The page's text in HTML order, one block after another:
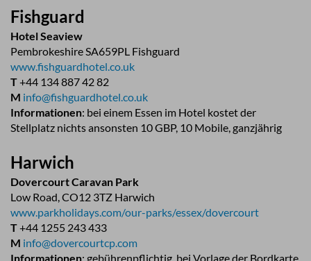
Fishguard
Hotel Seaview
Pembrokeshire SA659PL Fishguard
www.fishguardhotel.co.uk
T+44 134 887 42 82
M info@fishguardhotel.co.uk
Informationen: bei einem Essen im Hotel kostet der
Stellplatz nichts ansonsten 10 GBP, 10 Mobile, ganzjährig
Harwich
Dovercourt Caravan Park
Low Road, CO12 3TZ Harwich
www.parkholidays.com/our-parks/essex/dovercourt
T+44 1255 243 433
M info@dovercourtcp.com
Informationen: gebührenpflichtig, bei Vorlage der Bordkarte